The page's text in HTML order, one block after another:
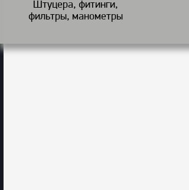
Штуцера, фитинги,
фильтры, манометры